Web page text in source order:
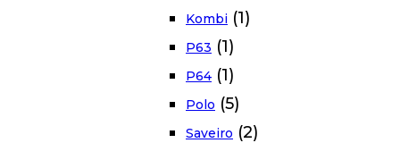
Kombi (1)
P63 (1)
P64 (1)
Polo (5)
Saveiro (2)